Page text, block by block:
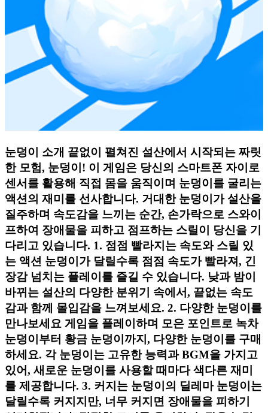
눈덩이 소개 끝없이 펼쳐진 설산에서 시작되는 짜릿
한 모험, 눈덩이! 이 게임은 당신의 스마트폰 자이로
센서를 활용해 직접 몸을 움직이며 눈덩이를 굴리는
액션의 재미를 선사합니다. 거대한 눈덩이가 설산을
질주하며 속도감을 느끼는 순간, 손가락으로 스와이
프하여 장애물을 피하고 점프하는 스릴이 당신을 기
다리고 있습니다. 1. 점점 빨라지는 속도와 스릴 있
는 액션 눈덩이가 달릴수록 점점 속도가 빨라져, 긴
장감 넘치는 플레이를 즐길 수 있습니다. 낮과 밤이
바뀌는 설산의 다양한 분위기 속에서, 끝없는 속도
감과 함께 몰입감을 느껴보세요. 2. 다양한 눈덩이를
만나보세요 게임을 플레이하며 모은 포인트로 녹차
눈덩이부터 황금 눈덩이까지, 다양한 눈덩이를 구매
하세요. 각 눈덩이는 고유한 능력과 BGM을 가지고
있어, 새로운 눈덩이를 사용할 때마다 색다른 재미
를 제공합니다. 3. 커지는 눈덩이의 딜레마 눈덩이는
달릴수록 커지지만, 너무 커지면 장애물을 피하기